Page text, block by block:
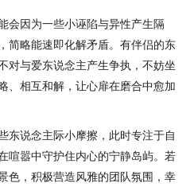
会因为一些小诬陷与异性产生隔
简略能速即化解矛盾。有伴侣的东
对与爱东说念主产生争执，不妨坐
、相互和解，让心扉在磨合中愈加
东说念主际小摩擦，此时专注于自
喧嚣中守护住内心的宁静岛屿。若
色，积极营造风雅的团队氛围，幸